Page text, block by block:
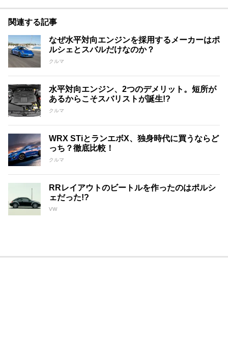
関連する記事
なぜ水平対向エンジンを採用するメーカーはポ
ルシェとスバルだけなのか？
クルマ
水平対向エンジン、2つのデメリット。短所が
あるからこそスバリストが誕生!?
クルマ
WRX STiとランエボX、独身時代に買うならど
っち？徹底比較！
クルマ
RRレイアウトのビートルを作ったのはポルシ
ェだった!?
VW